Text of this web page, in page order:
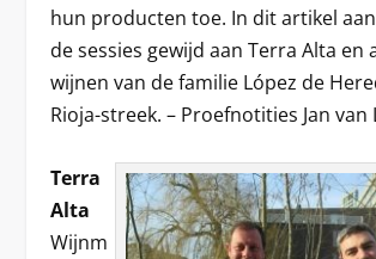
hun producten toe. In dit artikel
de sessies gewijd aan Terra Alta en
wijnen van de familie López de
Rioja-streek. – Proefnotities Jan van
Terra
Alta
Wijnm